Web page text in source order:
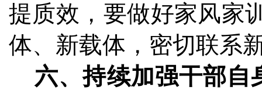
提质效，要做好家风家
体、新载体，密切联系
六、持续加强干部自